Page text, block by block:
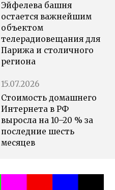
Эйфелева башня
остается важнейшим
объектом
телерадиовещания для
Парижа и столичного
региона
15.07.2026
Стоимость домашнего
Интернета в РФ
выросла на 10–20 % за
последние шесть
месяцев